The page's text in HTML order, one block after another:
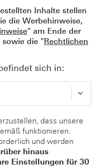
Inhalte stellen
die Werbehinweise,
" am Ende der
sowie die "Rechtlichen
sich in:
dass unsere
funktionieren.
und werden
hinaus
Einstellungen für 30